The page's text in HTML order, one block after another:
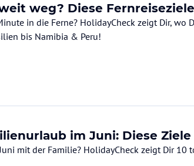
weg? Diese
in die Ferne? HolidayCheck zeigt Dir, wo
bis Namibia & Peru!
im Juni: Diese
mit der Familie? HolidayCheck zeigt Dir 10